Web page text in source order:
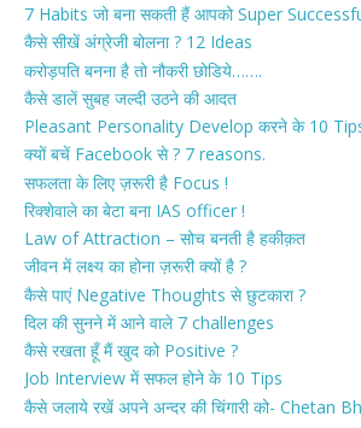
7 Habits जो बना सकती हैं आपको Super
कैसे सीखें अंग्रेजी बोलना ? 12 Ideas
करोड़पति बनना है तो नौकरी छोडिये…….
कैसे डालें सुबह जल्दी उठने की आदत
Pleasant Personality Develop करने के 10
क्यों बचें Facebook से ? 7 reasons.
सफलता के लिए ज़रूरी है Focus !
रिक्शेवाले का बेटा बना IAS officer !
Law of Attraction – सोच बनती है हकीक़त
जीवन में लक्ष्य का होना ज़रूरी क्यों है ?
कैसे पाएं Negative Thoughts से छुटकारा ?
दिल की सुनने में आने वाले 7 challenges
कैसे रखता हूँ मैं खुद को Positive ?
Job Interview में सफल होने के 10 Tips
कैसे जलाये रखें अपने अन्दर की चिंगारी को- Chetan